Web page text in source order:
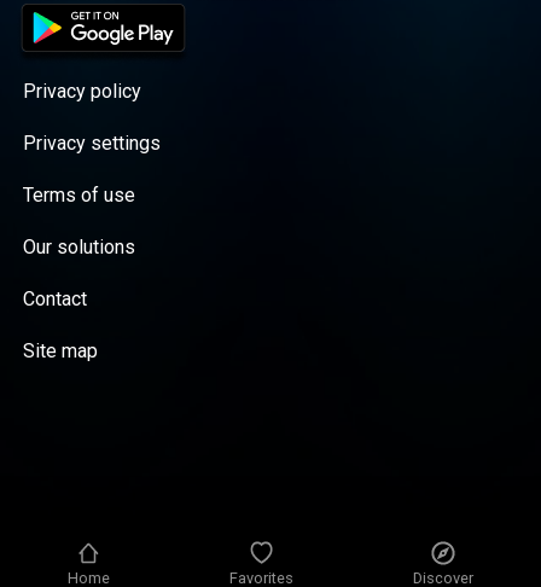
Home Favorites Discover
Privacy policy
Privacy settings
Terms of use
Our solutions
Contact
Site map